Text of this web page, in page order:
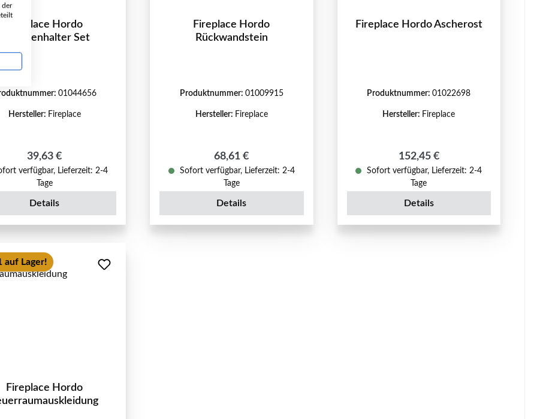
Fireplace Hordo
Set
01044656
Hersteller: Fireplace
Regulärer Preis:
39,63 €
verfügbar, Lieferzeit: 2-4
Tage
Details
Fireplace Hordo
Rückwandstein
Produktnummer: 01009915
Hersteller: Fireplace
Regulärer Preis:
68,61 €
Sofort verfügbar, Lieferzeit: 2-4
Tage
Details
Fireplace Hordo Ascherost
Produktnummer:01022698
Hersteller: Fireplace
Regulärer Preis:
152,45 €
Sofort verfügbar, Lieferzeit: 2-4
Tage
Details
auf Lager!
Fireplace Hordo
der